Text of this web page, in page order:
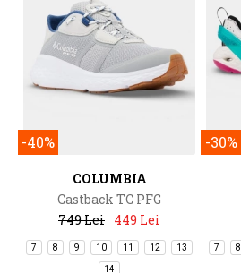
-40%
COLUMBIA
Castback TC PFG
749 Lei 449 Lei
7 8 9 10 11 12 13
14
-30%
7 8